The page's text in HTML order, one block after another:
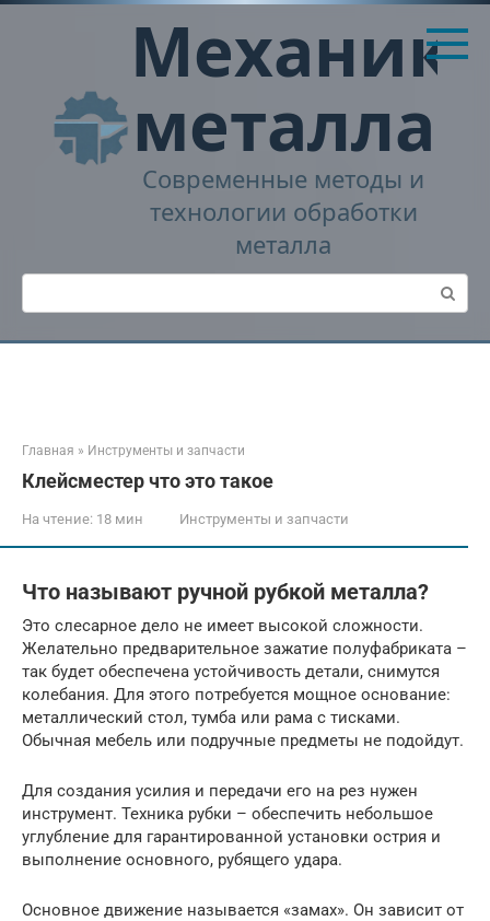
Перейти
Механика
металла
Современные методы и
технологии обработки
металла
Поиск:
Главная » Инструменты и запчасти
Клейсместер что это такое
На чтение: 18 мин Инструменты и запчасти
Что называют ручной рубкой металла?
Это слесарное дело не имеет высокой сложности.
Желательно предварительное зажатие полуфабриката –
так будет обеспечена устойчивость детали, снимутся
колебания. Для этого потребуется мощное основание:
металлический стол, тумба или рама с тисками.
Обычная мебель или подручные предметы не подойдут.
Для создания усилия и передачи его на рез нужен
инструмент. Техника рубки – обеспечить небольшое
углубление для гарантированной установки острия и
выполнение основного, рубящего удара.
Основное движение называется «замах». Он зависит от